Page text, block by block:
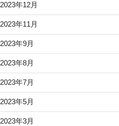
2023年12月
2023年11月
2023年9月
2023年8月
2023年7月
2023年5月
2023年3月